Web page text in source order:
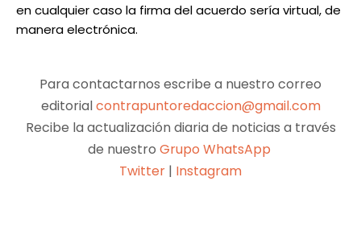
en cualquier caso la firma del acuerdo sería virtual, de
manera electrónica.
Para contactarnos escribe a nuestro correo
editorialcontrapuntoredaccion@gmail.com
Recibe la actualización diaria de noticias a través
de nuestro Grupo WhatsApp
Twitter | Instagram